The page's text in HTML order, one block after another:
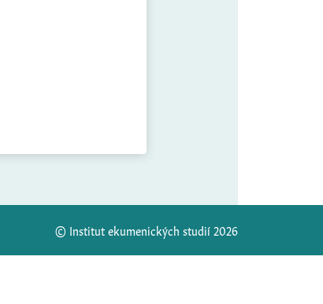
© Institut ekumenických studií 2026